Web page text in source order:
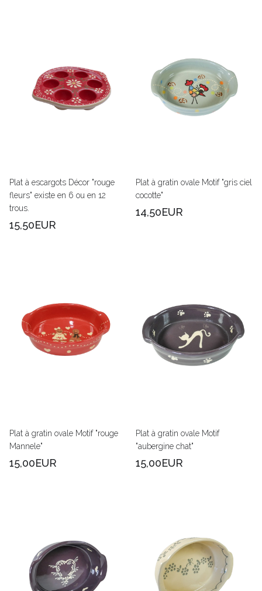
Plat à escargots Décor "rouge
fleurs" existe en 6 ou en 12
trous.
15,50EUR
Plat à gratin ovale Motif "gris ciel
cocotte"
14,50EUR
Plat à gratin ovale Motif "rouge
Mannele"
15,00EUR
Plat à gratin ovale Motif
"aubergine chat"
15,00EUR